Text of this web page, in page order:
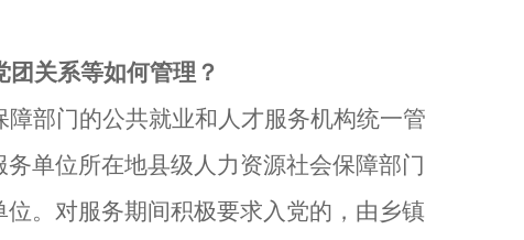
关系等如何管理？
部门的公共就业和人才服务机构统一管
单位所在地县级人力资源社会保障部门
。对服务期间积极要求入党的，由乡镇